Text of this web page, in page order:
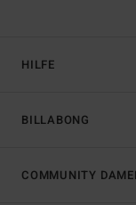
HILFE
BILLABONG
COMMUNITY